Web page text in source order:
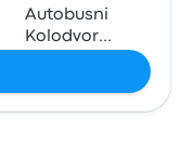
Autobusni
Kolodvor